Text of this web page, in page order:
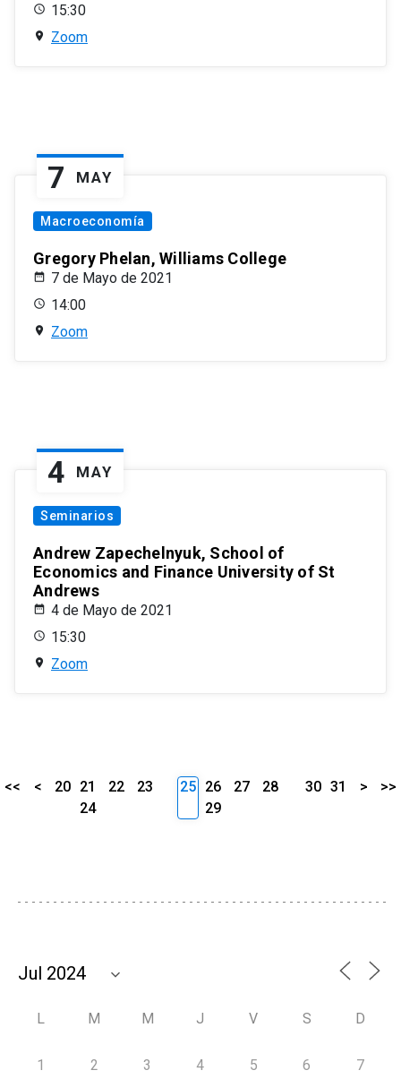
15:30
Zoom
7 MAY
Macroeconomía
Gregory Phelan, Williams College
7 de Mayo de 2021
14:00
Zoom
4 MAY
Seminarios
Andrew Zapechelnyuk, School of
Economics and Finance University of St
Andrews
4 de Mayo de 2021
15:30
Zoom
<< < 20 21 22
23
24
25 26 27
28
29
30 31 > >>
L M M J V S D
1 2 3 4 5 6 7